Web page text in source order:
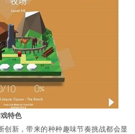
特色
创新，带来的种种趣味节奏挑战都会显